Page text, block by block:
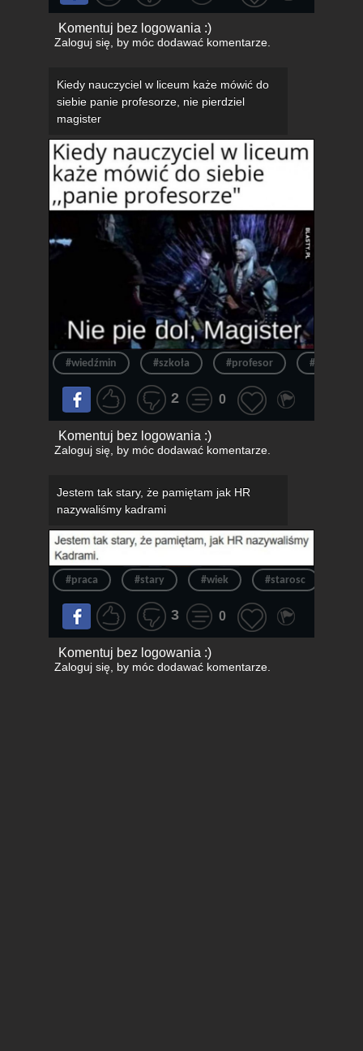
Komentuj bez logowania :)
Zaloguj się, by móc dodawać komentarze.
Kiedy nauczyciel w liceum każe mówić do
siebie panie profesorze, nie pierdziel
magister
#wiedźmin #szkoła #profesor
2 0
Komentuj bez logowania :)
Zaloguj się, by móc dodawać komentarze.
Jestem tak stary, że pamiętam jak HR
nazywaliśmy kadrami
#praca #stary #wiek #starosc
3 0
Komentuj bez logowania :)
Zaloguj się, by móc dodawać komentarze.